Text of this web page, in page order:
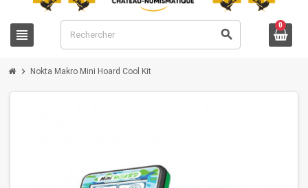
view_headline search
0
chevron_right Nokta Makro Mini Hoard Cool Kit